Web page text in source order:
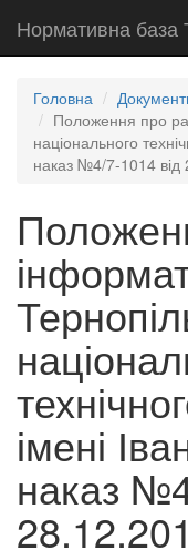
Нормативна
Головна
Положення про
національного
наказ №4/7-1014 від
імені
наказ